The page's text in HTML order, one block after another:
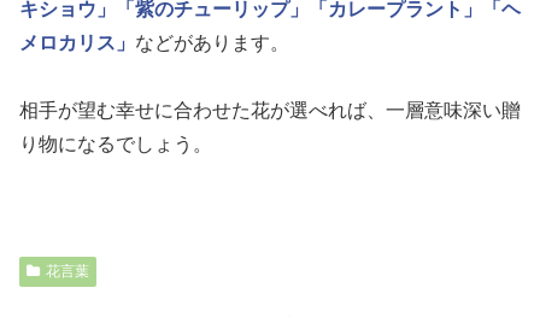
キショウ」 「紫のチューリップ」 「カレープラント」
「ヘ
メロカリス」 などがあります。
相手が望む幸せに合わせた花が選べれば、一層意味深い贈
り物になるでしょう。
花言葉